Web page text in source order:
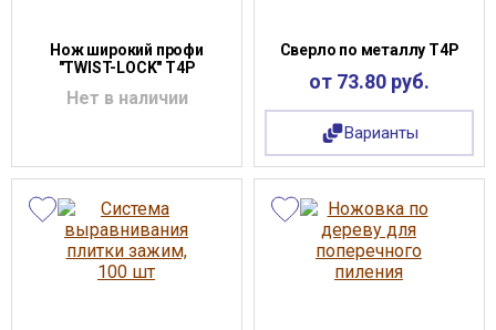
Нож широкий профи
"TWIST-LOCK" T4P
Нет в наличии
Сверло по металлу Т4Р
от 73.80 руб.
Варианты